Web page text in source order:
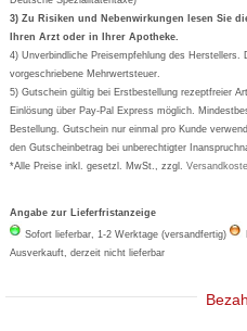
Formoline
Wick
Eucerin
Basica
3) Zu Risiken und Nebenwirkungen lesen Sie
Ihren Arzt oder in Ihrer Apotheke.
4) Unverbindliche Preisempfehlung des Herstellers.
vorgeschriebene Mehrwertsteuer.
5) Gutschein gültig bei Erstbestellung rezeptfreier
Einlösung über Pay-Pal Express möglich.
Bestellung. Gutschein nur einmal pro Kunde
den Gutscheinbetrag bei unberechtigter
*Alle Preise inkl. gesetzl. MwSt., zzgl.
Angabe zur Lieferfristanzeige
Sofort lieferbar, 1-2 Werktage (versandfertig)
Ausverkauft, derzeit nicht lieferbar